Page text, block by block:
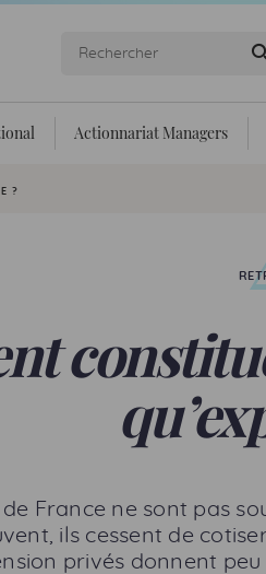
Actionnariat Managers
?
France ne sont pas
ils cessent de
privés donnent